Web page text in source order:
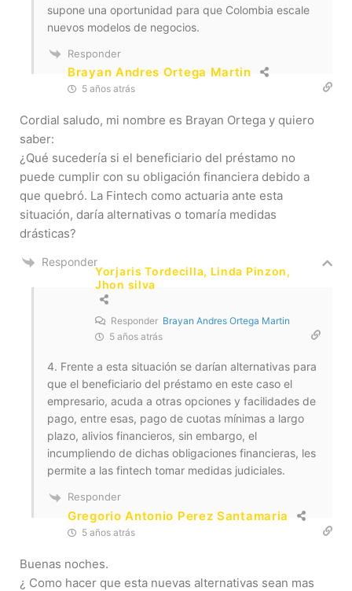
supone una oportunidad para que Colombia escale
nuevos modelos de negocios.
Responder
Brayan Andres Ortega Martin
5 años atrás
Cordial saludo, mi nombre es Brayan Ortega y quiero
saber:
¿Qué sucedería si el beneficiario del préstamo no
puede cumplir con su obligación financiera debido a
que quebró. La Fintech como actuaria ante esta
situación, daría alternativas o tomaría medidas
drásticas?
Responder
Yorjaris Tordecilla, Linda Pinzon,
Jhon silva
Responder Brayan Andres Ortega Martin
5 años atrás
4. Frente a esta situación se darían alternativas para
que el beneficiario del préstamo en este caso el
empresario, acuda a otras opciones y facilidades de
pago, entre esas, pago de cuotas mínimas a largo
plazo, alivios financieros, sin embargo, el
incumpliendo de dichas obligaciones financieras, les
permite a las fintech tomar medidas judiciales.
Responder
Gregorio Antonio Perez Santamaria
5 años atrás
Buenas noches.
¿ Como hacer que esta nuevas alternativas sean mas